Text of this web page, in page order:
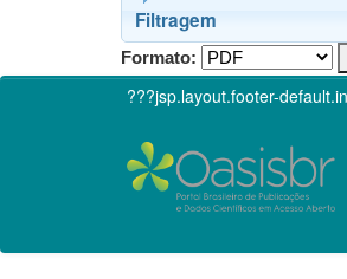
Filtragem
Formato:
???jsp.layout.footer-